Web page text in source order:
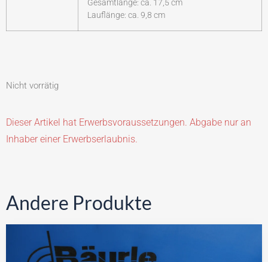
Gesamtlänge: ca. 17,5 cm
Lauflänge: ca. 9,8 cm
Nicht vorrätig
Dieser Artikel hat Erwerbsvoraussetzungen. Abgabe nur an
Inhaber einer Erwerbserlaubnis.
Andere Produkte